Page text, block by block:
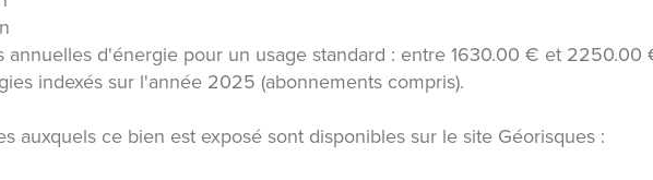
annuelles d'énergie pour un usage standard : entre 1630.00 € et 2250.00
indexés sur l'année 2025 (abonnements compris).
auxquels ce bien est exposé sont disponibles sur le site Géorisques :